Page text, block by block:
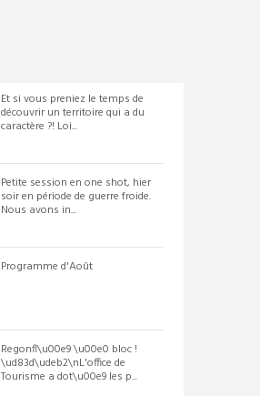
Et si vous preniez le temps de
découvrir un territoire qui a du
caractère ?! Loi...
Petite session en one shot, hier
soir en période de guerre froide.
Nous avons in...
Programme d'Août
Regonfl\u00e9 \u00e0 bloc !
\ud83d\udeb2\nL'office de
Tourisme a dot\u00e9 les p...